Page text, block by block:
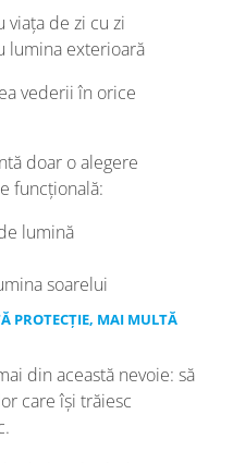
de zi cu zi
lumina exterioară
vederii în orice
doar o alegere
funcțională:
lumină
soarelui
PROTECȚIE, MAI MULTĂ
din această nevoie: să
care își trăiesc